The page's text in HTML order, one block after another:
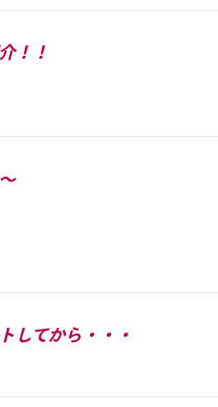
！！
してから・・・